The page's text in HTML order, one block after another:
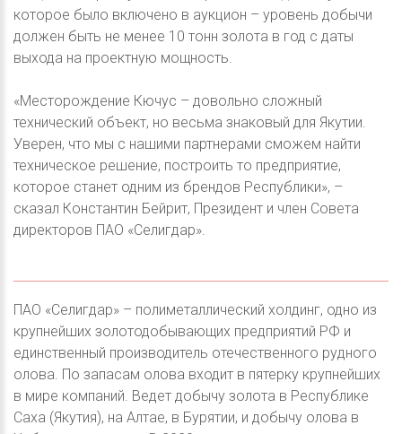
которое было включено в аукцион – уровень добычи
должен быть не менее 10 тонн золота в год с даты
выхода на проектную мощность.
«Месторождение Кючус – довольно сложный
технический объект, но весьма знаковый для Якутии.
Уверен, что мы с нашими партнерами сможем найти
техническое решение, построить то предприятие,
которое станет одним из брендов Республики», –
сказал Константин Бейрит, Президент и член Совета
директоров ПАО «Селигдар».
ПАО «Селигдар» – полиметаллический холдинг, одно из
крупнейших золотодобывающих предприятий РФ и
единственный производитель отечественного рудного
олова. По запасам олова входит в пятерку крупнейших
в мире компаний. Ведет добычу золота в Республике
Саха (Якутия), на Алтае, в Бурятии, и добычу олова в